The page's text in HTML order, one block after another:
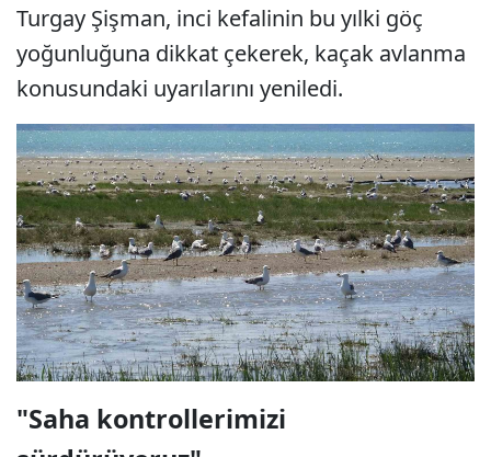
Turgay Şişman, inci kefalinin bu yılki göç
yoğunluğuna dikkat çekerek, kaçak avlanma
konusundaki uyarılarını yeniledi.
"Saha kontrollerimizi